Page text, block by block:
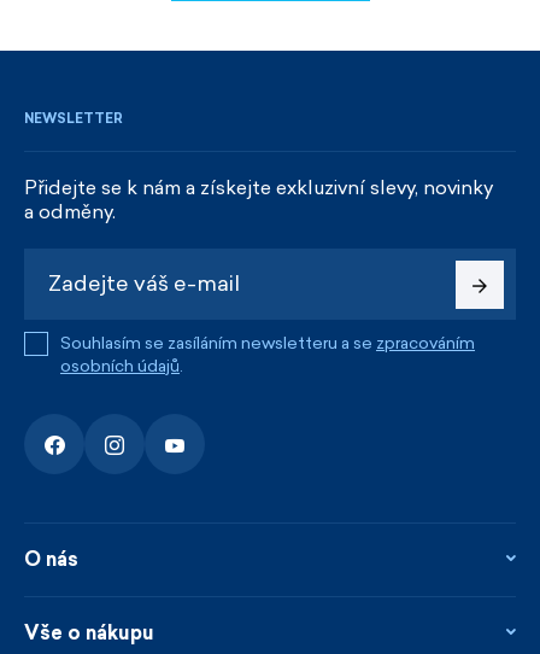
NEWSLETTER
Přidejte se k nám a získejte exkluzivní slevy, novinky
a odměny.
Souhlasím se zasíláním newsletteru a se zpracováním
osobních údajů.
O nás
Kontakty
Vše o nákupu